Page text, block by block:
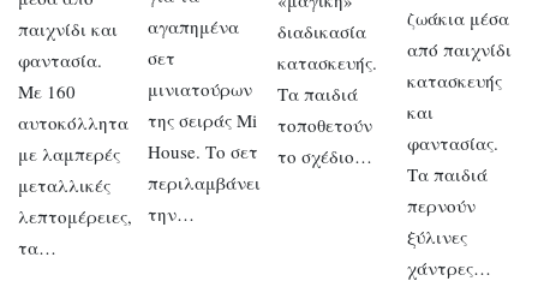
παιχνίδι και
φαντασία.
Με 160
αυτοκόλλητα
με λαμπερές
μεταλλικές
λεπτομέρειες,
τα…
αγαπημένα
σετ
μινιατούρων
της σειράς Mi
House. Το σετ
περιλαμβάνει
την…
διαδικασία
κατασκευής.
Τα παιδιά
τοποθετούν
το σχέδιο…
ζωάκια μέσα
από παιχνίδι
κατασκευής
και
φαντασίας.
Τα παιδιά
περνούν
ξύλινες
χάντρες…